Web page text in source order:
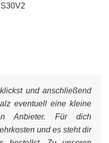
und anschließend
eventuell eine kleine
Anbieter. Für dich
und es steht dir